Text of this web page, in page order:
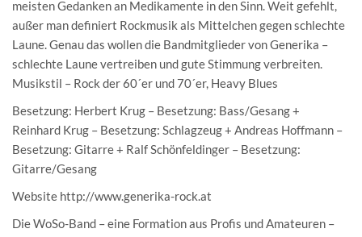
meisten Gedanken an Medikamente in den Sinn. Weit gefehlt,
außer man definiert Rockmusik als Mittelchen gegen schlechte
Laune. Genau das wollen die Bandmitglieder von Generika –
schlechte Laune vertreiben und gute Stimmung verbreiten.
Musikstil – Rock der 60´er und 70´er, Heavy Blues
Besetzung: Herbert Krug – Besetzung: Bass/Gesang +
Reinhard Krug – Besetzung: Schlagzeug + Andreas Hoffmann –
Besetzung: Gitarre + Ralf Schönfeldinger – Besetzung:
Gitarre/Gesang
Website http://www.generika-rock.at
Die WoSo-Band – eine Formation aus Profis und Amateuren –